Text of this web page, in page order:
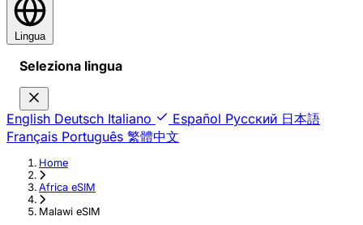
Lingua
Seleziona lingua
English Deutsch Italiano Español Русский 日本語
Français Português 繁體中文
Home
›
Africa eSIM
›
Malawi eSIM